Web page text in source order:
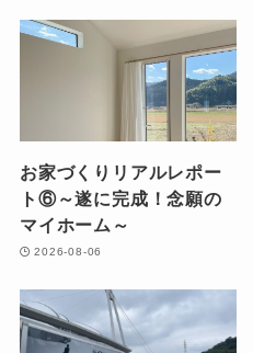
お家づくりリアルレポー
ト⑥～遂に完成！念願の
マイホーム～
2026-08-06